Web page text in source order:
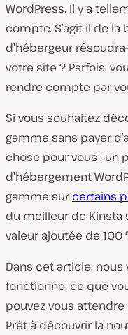
WordPress. Il y a
compte. S’agit-il de
d’hébergeur
votre site ? Parfois,
rendre compte par
Si vous souhaitez
gamme sans payer
chose pour vous : un
d’hébergement
gamme surcertains
du meilleur de Kinsta
valeur ajoutée de 100
Dans cet article,
fonctionne, ce que
pouvez vous
Prêt à découvrir la